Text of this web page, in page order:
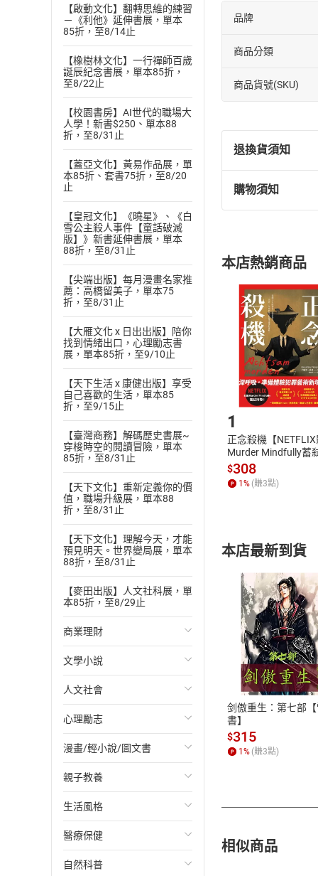
【啟動文化】翻轉思維的練習
－《利他》延伸書展，單本
85折，至8/14止
【橡樹林文化】一行禪師百歲
誕辰紀念書展，單本85折，
至8/22止
【校園書房】AI世代的職場大
人學！新書$250、單本88
折，至8/31止
【蓋亞文化】黃易作品展，單
本85折、套書75折，至8/20
止
【皇冠文化】《曉星》、《白
雪公主殺人事件【童話破滅
版】》新書延伸書展，單本
88折，至8/31止
【尖端出版】每月漫畫名家推
薦：高橋留美子，單本75
折，至8/31止
【大雁文化 x 日出出版】陪你
找到情緒出口，心理勵志書
展，單本85折，至9/10止
【天下生活 x 康健出版】享受
自己喜歡的生活，單本85
折，至9/15止
【臺灣商務】解碼歷史書展~
穿梭時空的閱讀冒險，單本
85折，至8/31止
【天下文化】重新定義你的價
值，職場升級展，單本88
折，至8/31止
【天下文化】理解今天，才能
預見明天。世界變局展，單本
88折，至8/31止
【麥田出版】人文社科展，單
本85折，至8/29止
商業理財
投資理財
經濟/趨勢
財務/金融
管理/領導
職場工作術
成功法
行銷/廣告
傳記
文學小說
歐美文學
日本文學
韓國文學
華文文學
經典文學
成長/家庭生活小說
懸疑/推理小說
人文社會
國際關係
政治
社會科學
台灣/中國歷史
日/韓歷史
其他歷史/史學
心理勵志
心靈成長/情緒
人際關係
兩性關係
心理學
漫畫/輕小說/圖文書
輕小說
奇幻/科幻
愛情故事
職場/社會寫實
親子教養
教育現場
兒童文學/故事
兒童科普/學習
生活風格
飲食/食譜
健身/美顏
醫療保健
健康/養生
自然科普
品牌
商品分類
商品貨號(SKU)
退換貨須知
退換貨規定：
(一)依消費
(二)消費者
且已下載/存
退貨方式：
貨」，本店
請注意，樂
購物須知
挑選商品
Choose
購書後，
Step1.
付款
ATM轉帳、信
本店熱銷商品
1
正念殺機【
Murder Mindfully蓄
發】【電子書】
$308
1 % (賺3點)
本店最新到貨
剑傲重生：第七部
書】
$315
1 % (賺3點)
相似商品